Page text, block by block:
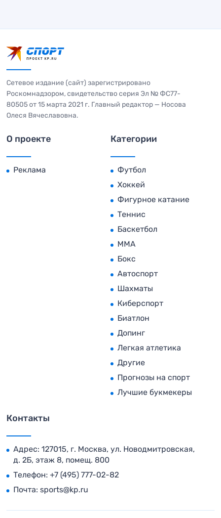
Сетевое издание (сайт) зарегистрировано
Роскомнадзором, свидетельство серия Эл № ФС77-
80505 от 15 марта 2021 г. Главный редактор — Носова
Олеся Вячеславовна.
О проекте
Реклама
Категории
Футбол
Хоккей
Фигурное катание
Теннис
Баскетбол
MMA
Бокс
Автоспорт
Шахматы
Киберспорт
Биатлон
Допинг
Легкая атлетика
Другие
Прогнозы на спорт
Лучшие букмекеры
Контакты
Адрес: 127015, г. Москва, ул. Новодмитровская,
д. 2Б, этаж 8, помещ. 800
Телефон: +7 (495) 777-02-82
Почта: sports@kp.ru